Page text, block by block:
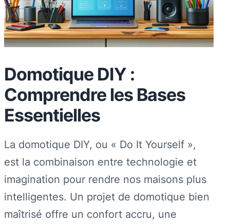
Domotique DIY :
Comprendre les Bases
Essentielles
La domotique DIY, ou « Do It Yourself »,
est la combinaison entre technologie et
imagination pour rendre nos maisons plus
intelligentes. Un projet de domotique bien
maîtrisé offre un confort accru, une